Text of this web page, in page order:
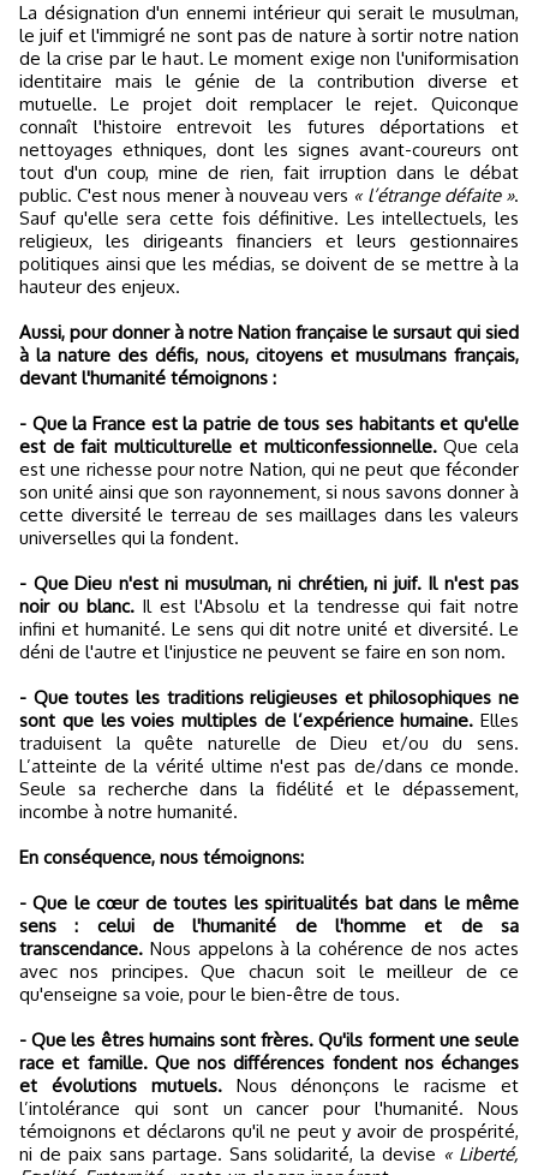
La désignation d'un ennemi intérieur qui serait le musulman,
le juif et l'immigré ne sont pas de nature à sortir notre nation
de la crise par le haut. Le moment exige non l'uniformisation
identitaire mais le génie de la contribution diverse et
mutuelle. Le projet doit remplacer le rejet. Quiconque
connaît l'histoire entrevoit les futures déportations et
nettoyages ethniques, dont les signes avant-coureurs ont
tout d'un coup, mine de rien, fait irruption dans le débat
public. C'est nous mener à nouveau vers « l’étrange défaite ».
Sauf qu'elle sera cette fois définitive. Les intellectuels, les
religieux, les dirigeants financiers et leurs gestionnaires
politiques ainsi que les médias, se doivent de se mettre à la
hauteur des enjeux.
Aussi, pour donner à notre Nation française le sursaut qui sied
à la nature des défis, nous, citoyens et musulmans français,
devant l'humanité témoignons :
- Que la France est la patrie de tous ses habitants et qu'elle
est de fait multiculturelle et multiconfessionnelle.Que cela
est une richesse pour notre Nation, qui ne peut que féconder
son unité ainsi que son rayonnement, si nous savons donner à
cette diversité le terreau de ses maillages dans les valeurs
universelles qui la fondent.
- Que Dieu n'est ni musulman, ni chrétien, ni juif. Il n'est pas
noir ou blanc.Il est l'Absolu et la tendresse qui fait notre
infini et humanité. Le sens qui dit notre unité et diversité. Le
déni de l'autre et l'injustice ne peuvent se faire en son nom.
- Que toutes les traditions religieuses et philosophiques ne
sont que les voies multiples de l’expérience humaine. Elles
traduisent la quête naturelle de Dieu et/ou du sens.
L’atteinte de la vérité ultime n'est pas de/dans ce monde.
Seule sa recherche dans la fidélité et le dépassement,
incombe à notre humanité.
En conséquence, nous témoignons:
- Que le cœur de toutes les spiritualités bat dans le même
sens : celui de l'humanité de l'homme et de sa
transcendance. Nous appelons à la cohérence de nos actes
avec nos principes. Que chacun soit le meilleur de ce
qu'enseigne sa voie, pour le bien-être de tous.
- Que les êtres humains sont frères. Qu'ils forment une seule
race et famille. Que nos différences fondent nos échanges
et évolutions mutuels.Nous dénonçons le racisme et
l’intolérance qui sont un cancer pour l'humanité. Nous
témoignons et déclarons qu'il ne peut y avoir de prospérité,
ni de paix sans partage. Sans solidarité, la devise « Liberté,